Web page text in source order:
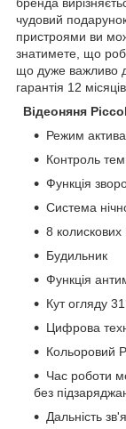
чудовий
пристроями ви
знатимете, що
що дуже важливо
гарантія 12
Відеоняня
Режим
Контроль
Функція
Система
8 колискових
Будильник
Функція
Кут огляду
Цифрова
Кольоровий
Час роботи
без
Дальність